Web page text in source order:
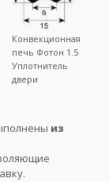
Конвекционная
печь Фотон 1.5
Уплотнитель
двери
из